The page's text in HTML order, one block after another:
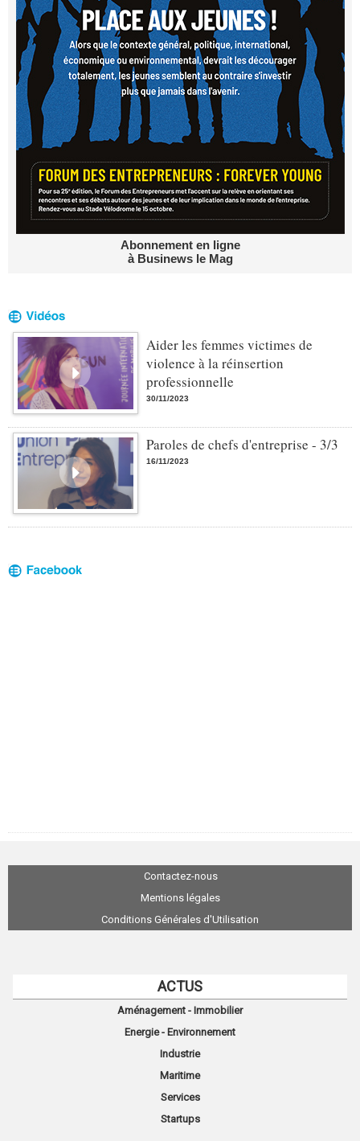
Abonnement en ligne
à Businews le Mag
Aider les femmes victimes de
violence à la réinsertion
professionnelle
30/11/2023
Paroles de chefs d'entreprise - 3/3
16/11/2023
Contactez-nous
Mentions légales
Conditions Générales d'Utilisation
ACTUS
Aménagement - Immobilier
Energie - Environnement
Industrie
Maritime
Services
Startups